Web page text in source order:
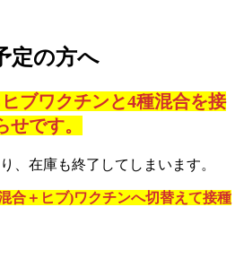
定の方へ
ブワクチンと4種混合を接
です。
、在庫も終了してしまいます。
合＋ヒブ)ワクチンへ切替えて接種